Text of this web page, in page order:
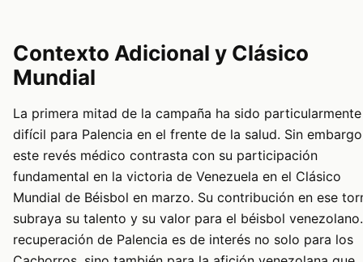
Contexto Adicional y Clásico
Mundial
La primera mitad de la campaña ha sido particularmente
difícil para Palencia en el frente de la salud. Sin
este revés médico contrasta con su participación
fundamental en la victoria de Venezuela en el Clásico
Mundial de Béisbol en marzo. Su contribución en ese
subraya su talento y su valor para el béisbol
recuperación de Palencia es de interés no solo para los